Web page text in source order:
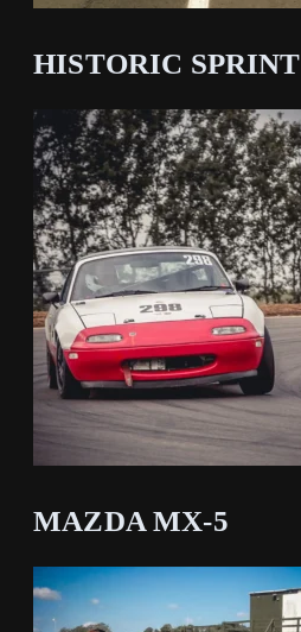
HISTORIC SPRINT
MAZDA MX-5